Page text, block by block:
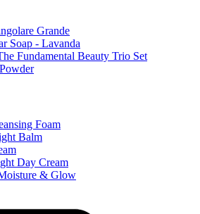
Grande
Soap - Lavanda
Fundamental Beauty Trio Set
Foam
Balm
Day Cream
& Glow